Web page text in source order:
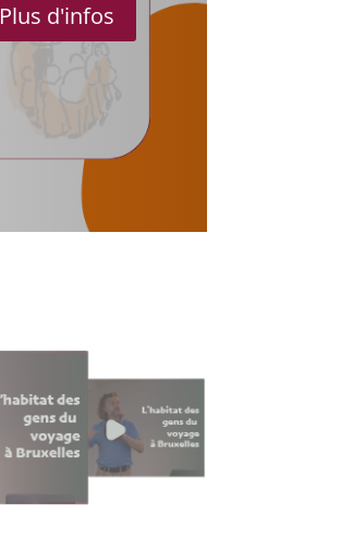
Plus d'infos